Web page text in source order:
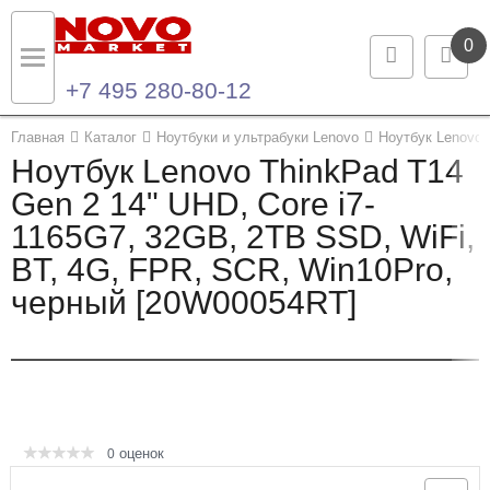
0
+7 495 280-80-12
Главная Каталог Ноутбуки и ультрабуки Lenovo Ноутбук
Ноутбук Lenovo ThinkPad T14
Gen 2 14" UHD, Core i7-
1165G7, 32GB, 2TB SSD, WiFi,
BT, 4G, FPR, SCR, Win10Pro,
черный [20W00054RT]
0 оценок
Назад
Каталог продукции
Ноутбуки и ультрабуки
Компьютеры
Назад
Контакты
Контактная информация